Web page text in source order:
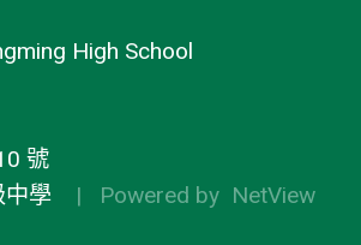
High School
號
中學 | Powered by NetView